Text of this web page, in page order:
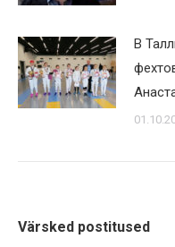
В
Värsked postitused